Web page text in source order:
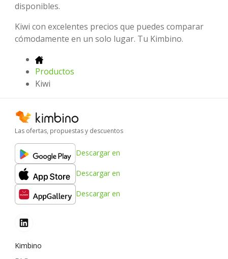
disponibles.
Kiwi con excelentes precios que puedes comparar
cómodamente en un solo lugar. Tu Kimbino.
Productos
Kiwi
Las ofertas, propuestas y descuentos
Descargar en
Descargar en
Descargar en
Kimbino